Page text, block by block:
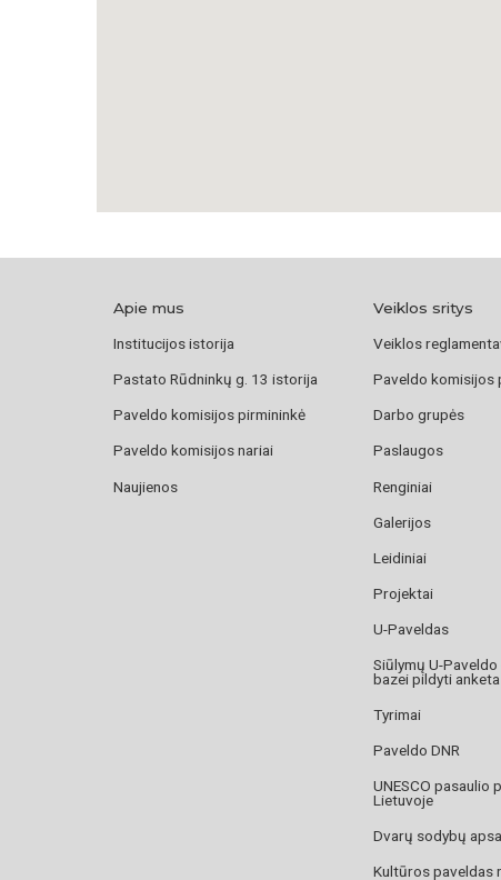
Apie mus
Institucijos istorija
Pastato Rūdninkų g. 13 istorija
Paveldo komisijos pirmininkė
Paveldo komisijos nariai
Naujienos
Veiklos sritys
Veiklos
Paveldo komisijos
Darbo grupės
Paslaugos
Renginiai
Galerijos
Leidiniai
Projektai
U-Paveldas
Siūlymų U-
bazei pildyti anketa
Tyrimai
Paveldo DNR
UNESCO pasaulio
Lietuvoje
Dvarų sodybų
Kultūros paveldas